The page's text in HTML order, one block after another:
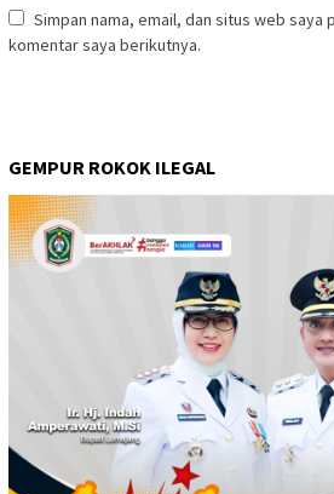
Simpan nama, email, dan situs web saya
komentar saya berikutnya.
GEMPUR ROKOK ILEGAL